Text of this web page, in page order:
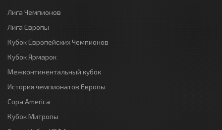
Лига Чемпионов
Лига Европы
Кубок Европейских Чемпионов
Кубок Ярмарок
Межконтинентальный кубок
История чемпионатов Европы
Copa America
Кубок Митропы